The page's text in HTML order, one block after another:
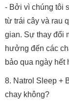
- Bởi vì chúng tôi
từ trái cây và rau
gian. Sự thay đổi
hưởng đến các
bảo qua ngày hết
8. Natrol Sleep +
chay không?